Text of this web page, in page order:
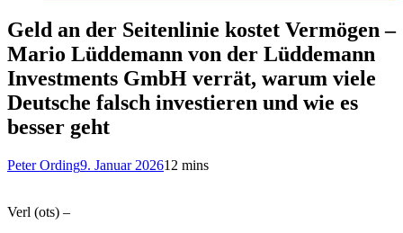
Geld an der Seitenlinie kostet Vermögen –
Mario Lüddemann von der Lüddemann
Investments GmbH verrät, warum viele
Deutsche falsch investieren und wie es
besser geht
Peter Ording9. Januar 202612 mins
Verl (ots) –